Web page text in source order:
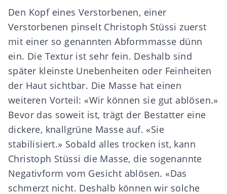
Den Kopf eines Verstorbenen, einer
Verstorbenen pinselt Christoph Stüssi zuerst
mit einer so genannten Abformmasse dünn
ein. Die Textur ist sehr fein. Deshalb sind
später kleinste Unebenheiten oder Feinheiten
der Haut sichtbar. Die Masse hat einen
weiteren Vorteil: «Wir können sie gut ablösen.»
Bevor das soweit ist, trägt der Bestatter eine
dickere, knallgrüne Masse auf. «Sie
stabilisiert.» Sobald alles trocken ist, kann
Christoph Stüssi die Masse, die sogenannte
Negativform vom Gesicht ablösen. «Das
schmerzt nicht. Deshalb können wir solche